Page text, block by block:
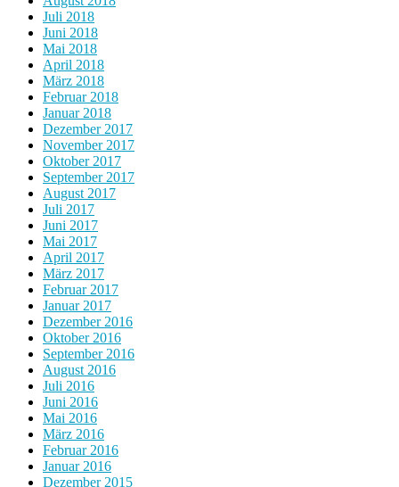
Juli 2018
Juni 2018
Mai 2018
April 2018
März 2018
Februar 2018
Januar 2018
Dezember 2017
November 2017
Oktober 2017
September 2017
August 2017
Juli 2017
Juni 2017
Mai 2017
April 2017
März 2017
Februar 2017
Januar 2017
Dezember 2016
Oktober 2016
September 2016
August 2016
Juli 2016
Juni 2016
Mai 2016
März 2016
Februar 2016
Januar 2016
Dezember 2015